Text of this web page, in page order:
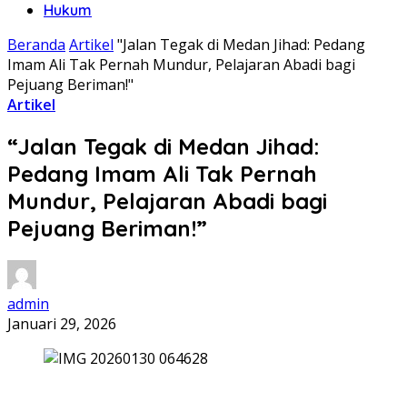
Hukum
Beranda Artikel "Jalan Tegak di Medan Jihad: Pedang
Imam Ali Tak Pernah Mundur, Pelajaran Abadi bagi
Pejuang Beriman!"
Artikel
“Jalan Tegak di Medan Jihad:
Pedang Imam Ali Tak Pernah
Mundur, Pelajaran Abadi bagi
Pejuang Beriman!”
admin
Januari 29, 2026